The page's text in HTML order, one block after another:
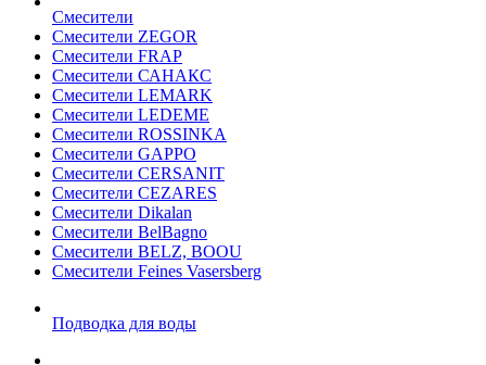
Смесители
Смесители ZEGOR
Смесители FRAP
Смесители САНАКС
Смесители LEMARK
Смесители LEDEME
Смесители ROSSINKA
Смесители GAPPO
Смесители CERSANIT
Смесители CEZARES
Смесители Dikalan
Смесители BelBagno
Смесители BELZ, BOOU
Смесители Feines Vasersberg
Подводка для воды